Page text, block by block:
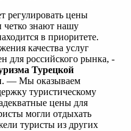
регулировать цены
четко знают нашу
в приоритете.
качества услуг
для российского рынка, -
Турецкой
. — Мы оказываем
туристическому
цены для
могли отдыхать
туристы из других